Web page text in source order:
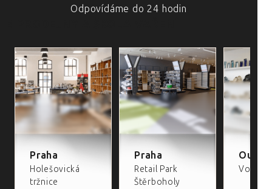
Odpovídáme do 24 hodin
Praha
Holešovická
tržnice
Praha
Retail Park
Štěrboholy
Volta